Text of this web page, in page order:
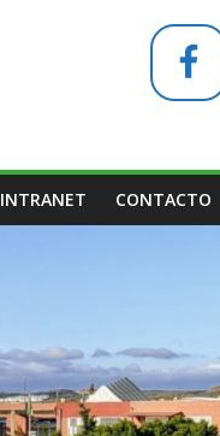
INTRANET CONTACTO